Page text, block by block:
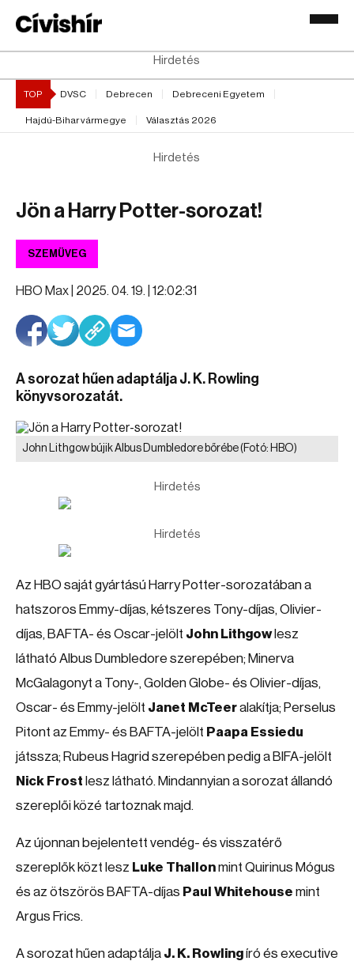
Hirdetés
TOP DVSC Debrecen Debreceni Egyetem
Hajdú-Bihar vármegye Választás 2026
Hirdetés
Jön a Harry Potter-sorozat!
SZEMÜVEG
HBO Max | 2025. 04. 19. | 12:02:31
A sorozat hűen adaptálja J. K. Rowling
könyvsorozatát.
John Lithgow bújik Albus Dumbledore bőrébe(Fotó: HBO)
Hirdetés
Hirdetés
Az HBO saját gyártású Harry Potter-sorozatában a
hatszoros Emmy-díjas, kétszeres Tony-díjas, Olivier-
díjas, BAFTA- és Oscar-jelölt John Lithgowlesz
látható Albus Dumbledore szerepében; Minerva
McGalagonyt a Tony-, Golden Globe- és Olivier-díjas,
Oscar- és Emmy-jelölt Janet McTeeralakítja; Perselus
Pitont az Emmy- és BAFTA-jelölt Paapa Essiedu
játssza; Rubeus Hagrid szerepében pedig a BIFA-jelölt
Nick Frost lesz látható. Mindannyian a sorozat állandó
szereplői közé tartoznak majd.
Az újonnan bejelentett vendég- és visszatérő
szereplők közt lesz Luke Thallonmint Quirinus Mógus
és az ötszörös BAFTA-díjas Paul Whitehouse mint
Argus Frics.
A sorozat hűen adaptálja J. K. Rowlingíró és executive